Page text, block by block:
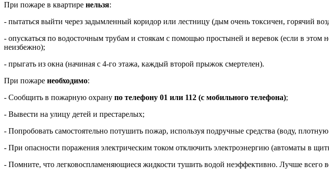
При пожаре в квартире нельзя:
- пытаться выйти через задымленный коридор или лестницу (дым очень токсичен, горячий
- опускаться по водосточным трубам и стоякам с помощью простыней и веревок (если в этом
неизбежно);
- прыгать из окна (начиная с 4-го этажа, каждый второй прыжок смертелен).
При пожаре необходимо:
- Сообщить в пожарную охрану по телефону 01 или 112 (с мобильного телефона);
- Вывести на улицу детей и престарелых;
- Попробовать самостоятельно потушить пожар, используя подручные средства (воду,
- При опасности поражения электрическим током отключить электроэнергию (автоматы в
- Помните, что легковоспламеняющиеся жидкости тушить водой неэффективно. Лучше всего